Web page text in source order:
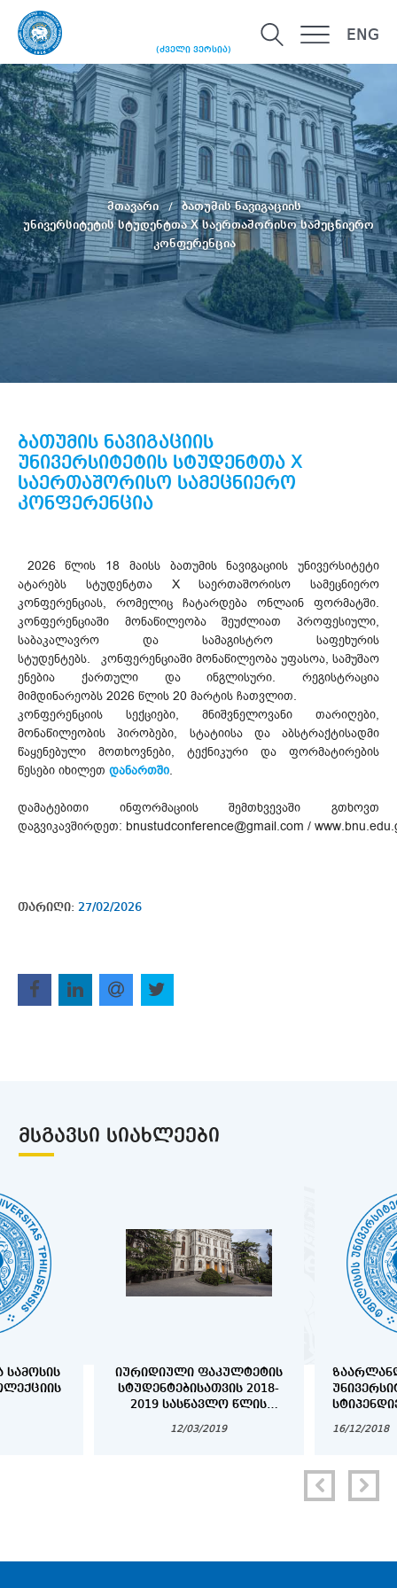
(ძველი ვერსია)
ENG
მთავარი
ბათუმის ნავიგაციის
უნივერსიტეტის სტუდენტთა X საერთაშორისო სამეცნიერო
კონფერენცია
ბათუმის ნავიგაციის
უნივერსიტეტის სტუდენტთა X
საერთაშორისო სამეცნიერო
კონფერენცია
2026 წლის 18 მაისს ბათუმის ნავიგაციის უნივერსიტეტი
ატარებს სტუდენტთა X საერთაშორისო სამეცნიერო
კონფერენციას, რომელიც ჩატარდება ონლაინ ფორმატში.
კონფერენციაში მონაწილეობა შეუძლიათ პროფესიული,
საბაკალავრო და სამაგისტრო საფეხურის
სტუდენტებს. კონფერენციაში მონაწილეობა უფასოა, სამუშაო
ენებია ქართული და ინგლისური. რეგისტრაცია
მიმდინარეობს 2026 წლის 20 მარტის ჩათვლით.
კონფერენციის სექციები, მნიშვნელოვანი თარიღები,
მონაწილეობის პირობები, სტატიისა და აბსტრაქტისადმი
წაყენებული მოთხოვნები, ტექნიკური და ფორმატირების
წესები იხილეთ დანართში.
დამატებითი ინფორმაციის შემთხვევაში გთხოვთ
დაგვიკავშირდეთ: bnustudconference@gmail.com /
თარიღი: 27/02/2026
ᲛᲡᲒᲐᲕᲡᲘ ᲡᲘᲐᲮᲚᲔᲔᲑᲘ
ᲡᲐᲛᲝᲡᲘᲡ
ᲘᲣᲠᲘᲓᲘᲣᲚᲘ ᲤᲐᲙᲣᲚᲢᲔᲢᲘᲡ
ᲡᲢᲣᲓᲔᲜᲢᲔᲑᲘᲡᲐᲗᲕᲘᲡ 2018-
2019 ᲡᲐᲡᲬᲐᲕᲚᲝ ᲬᲚᲘᲡ
ᲕᲐᲓᲔᲑᲘ
12/03/2019 16/12/2018